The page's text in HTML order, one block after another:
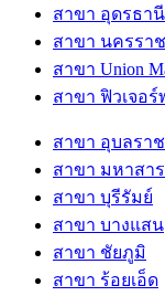
สาขา อุดรธานี
สาขา นครรา
สาขา Union
สาขา ฟิวเจอ
สาขา อุบลรา
สาขา มหาสา
สาขา บุรีรัมย์
สาขา บางแสน
สาขา ชัยภูมิ
สาขา ร้อยเอ็ด